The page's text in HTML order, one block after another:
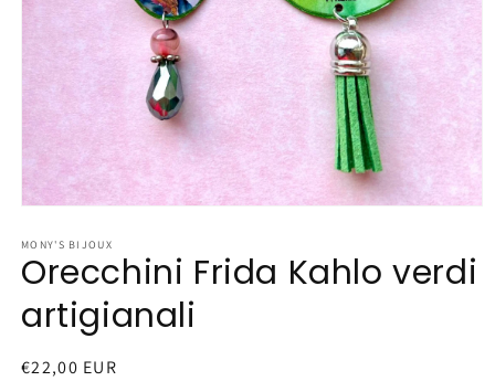
multimediali
1
in
modale
MONY'S BIJOUX
Orecchini Frida Kahlo verdi
artigianali
Prezzo
€22,00 EUR